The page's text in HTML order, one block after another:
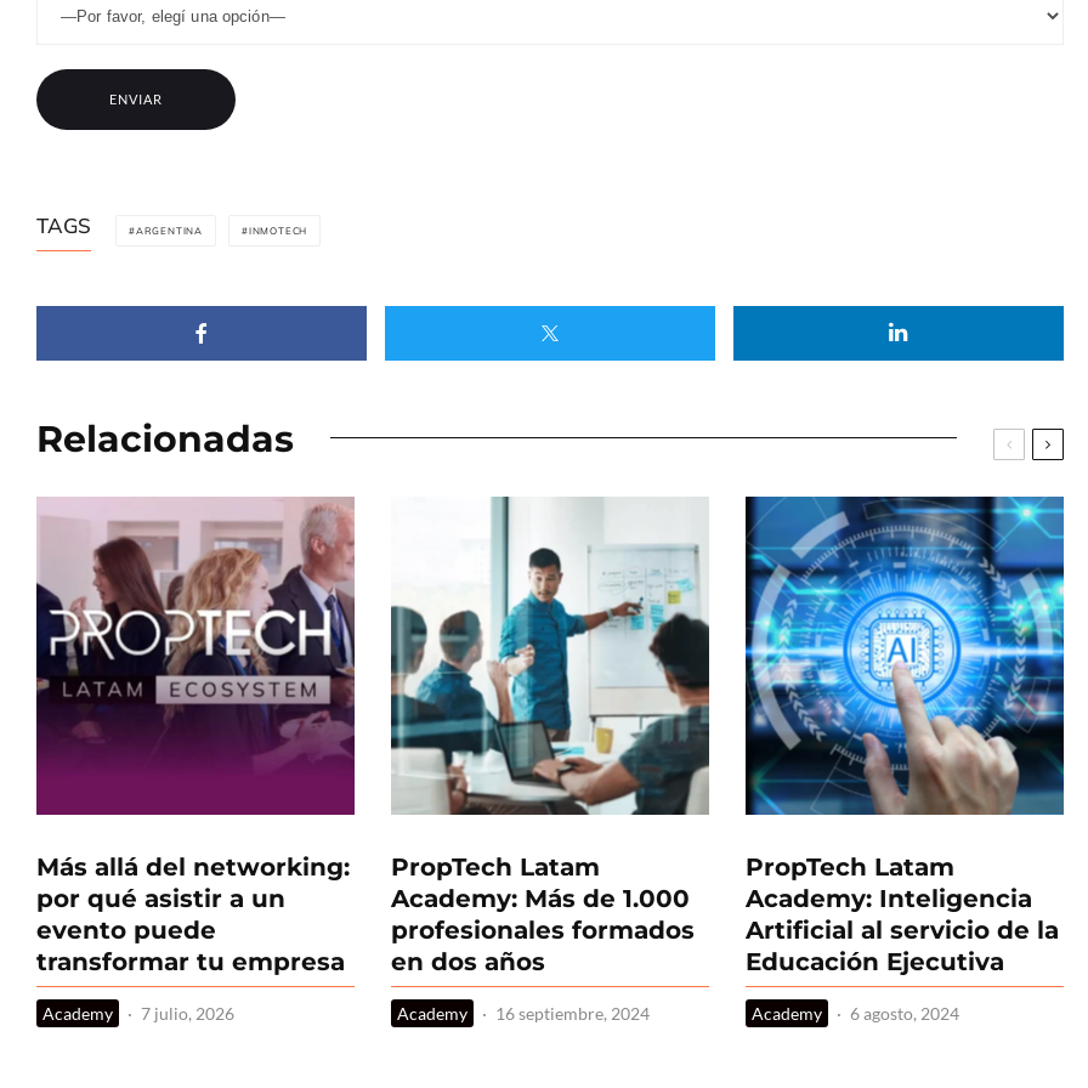
TAGS ARGENTINA INMOTECH
Relacionadas
Más allá del networking:
por qué asistir a un
evento puede
transformar tu empresa
Academy · 7 julio, 2026
PropTech Latam
Academy: Más de 1.000
profesionales formados
en dos años
Academy · 16 septiembre, 2024
PropTech Latam
Academy: Inteligencia
Artificial al servicio de la
Educación Ejecutiva
Academy · 6 agosto, 2024